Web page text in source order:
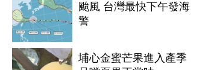
颱風 台灣最快下午發海
警
埔心金蜜芒果進入產季